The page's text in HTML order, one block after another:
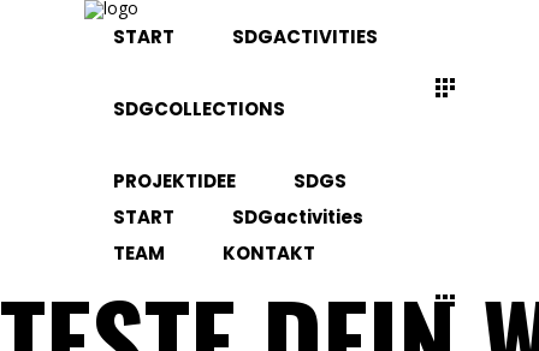
START SDGactivities
START SDGACTIVITIES
SDGCOLLECTIONS
PROJEKTIDEE SDGS
TEAM KONTAKT